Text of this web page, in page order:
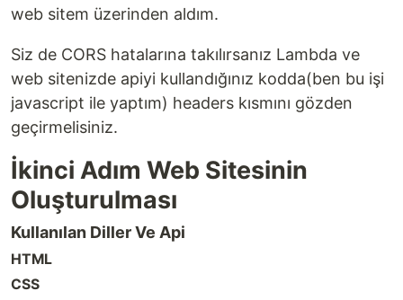
web sitem üzerinden aldım.
Siz de CORS hatalarına takılırsanız Lambda ve
web sitenizde apiyi kullandığınız kodda(ben bu işi
javascript ile yaptım) headers kısmını gözden
geçirmelisiniz.
İkinci Adım Web Sitesinin
Oluşturulması
Kullanılan Diller Ve Api
HTML
CSS